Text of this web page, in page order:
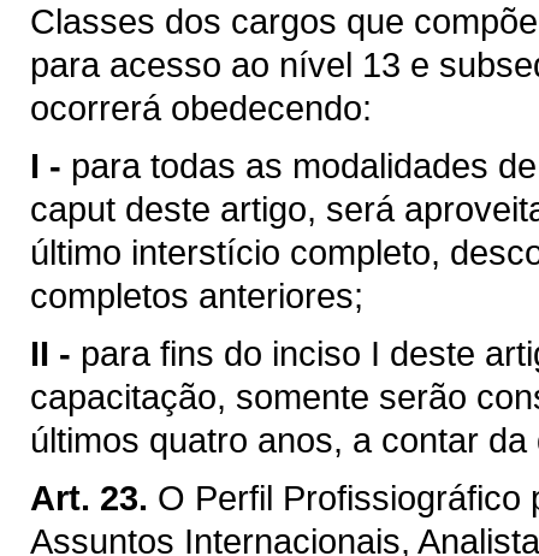
Classes dos cargos que
para acesso ao nível 13 e
ocorrerá obedecendo:
I - para todas as modalidades
caput deste artigo, será
último interstício completo,
completos anteriores;
II - para fins do inciso I deste
capacitação, somente serão
últimos quatro anos, a contar
Art. 23. O Perfil Profissiográfico
Assuntos Internacionais,